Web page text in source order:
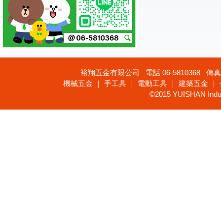
裕翔五金有限公司 電話 06-5810368 傳
機械五金 ｜ 手工具 ｜ 電動工具 ｜ 建築五金
©2015 YUISHAN